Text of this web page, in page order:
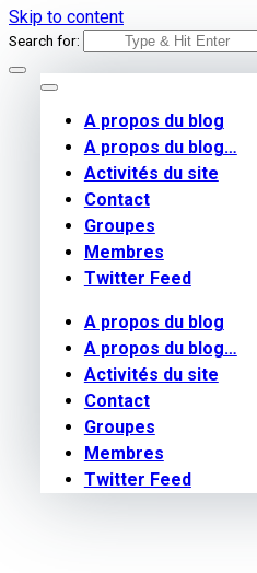
Skip to content
Search for:
A propos du blog
A propos du blog…
Activités du site
Contact
Groupes
Membres
Twitter Feed
A propos du blog
A propos du blog…
Activités du site
Contact
Groupes
Membres
Twitter Feed